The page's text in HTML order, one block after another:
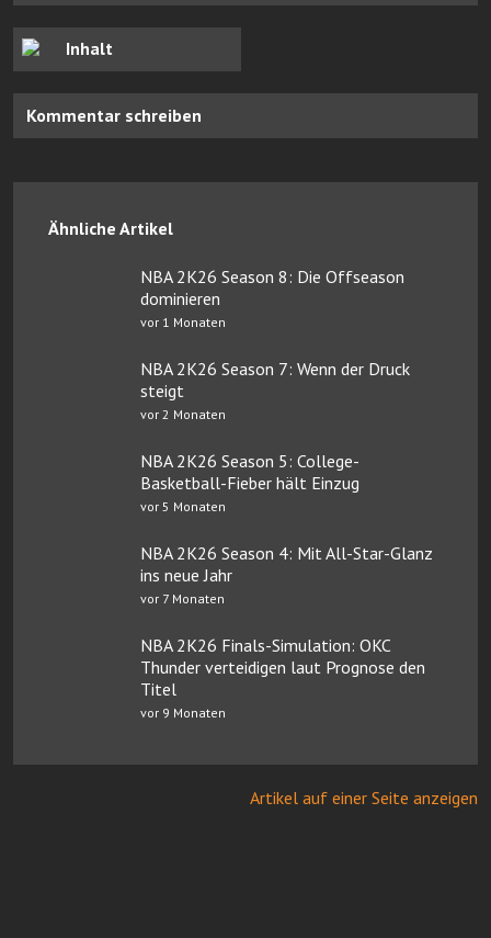
Inhalt
Kommentar schreiben
Ähnliche Artikel
NBA 2K26 Season 8: Die Offseason
dominieren
vor 1 Monaten
NBA 2K26 Season 7: Wenn der Druck
steigt
vor 2 Monaten
NBA 2K26 Season 5: College-
Basketball-Fieber hält Einzug
vor 5 Monaten
NBA 2K26 Season 4: Mit All-Star-Glanz
ins neue Jahr
vor 7 Monaten
NBA 2K26 Finals-Simulation: OKC
Thunder verteidigen laut Prognose den
Titel
vor 9 Monaten
Artikel auf einer Seite anzeigen